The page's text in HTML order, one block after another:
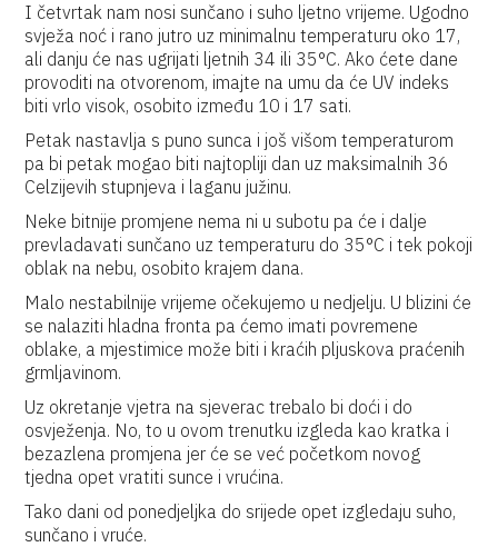
I četvrtak nam nosi sunčano i suho ljetno vrijeme. Ugodno
svježa noć i rano jutro uz minimalnu temperaturu oko 17,
ali danju će nas ugrijati ljetnih 34 ili 35°C. Ako ćete dane
provoditi na otvorenom, imajte na umu da će UV indeks
biti vrlo visok, osobito između 10 i 17 sati.
Petak nastavlja s puno sunca i još višom temperaturom
pa bi petak mogao biti najtopliji dan uz maksimalnih 36
Celzijevih stupnjeva i laganu južinu.
Neke bitnije promjene nema ni u subotu pa će i dalje
prevladavati sunčano uz temperaturu do 35°C i tek pokoji
oblak na nebu, osobito krajem dana.
Malo nestabilnije vrijeme očekujemo u nedjelju. U blizini će
se nalaziti hladna fronta pa ćemo imati povremene
oblake, a mjestimice može biti i kraćih pljuskova praćenih
grmljavinom.
Uz okretanje vjetra na sjeverac trebalo bi doći i do
osvježenja. No, to u ovom trenutku izgleda kao kratka i
bezazlena promjena jer će se već početkom novog
tjedna opet vratiti sunce i vrućina.
Tako dani od ponedjeljka do srijede opet izgledaju suho,
sunčano i vruće.